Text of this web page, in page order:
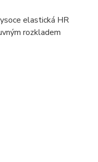
elastická HR
rozkladem